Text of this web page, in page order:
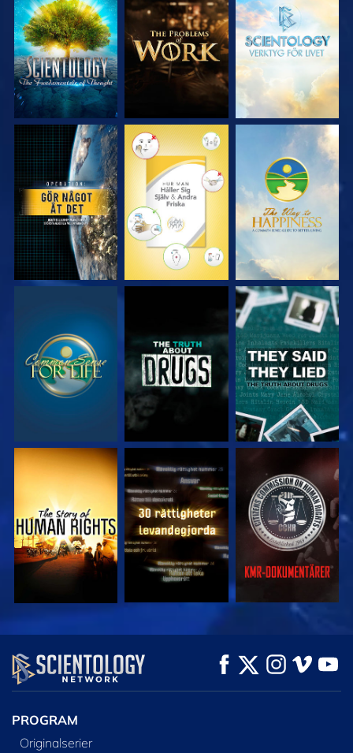
UTFORSKA
SERIEN
UTFORSKA
SERIEN
UTFORSKA
SERIEN
TITTA TITTA TITTA
TITTA TITTA TITTA
TITTA TITTA TITTA
TITTA
UTFORSKA
SERIEN
PROGRAM
Originalserier